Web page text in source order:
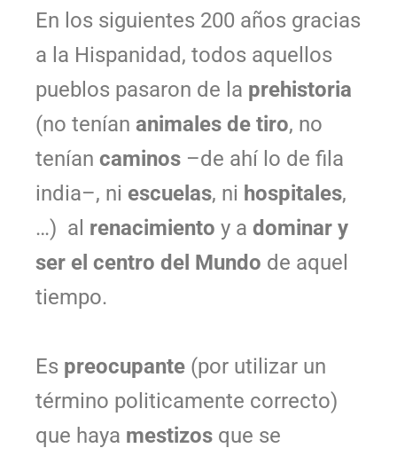
En los siguientes 200 años gracias
a la Hispanidad, todos aquellos
pueblos pasaron de la prehistoria
(no tenían animales de tiro, no
tenían caminos –de ahí lo de fila
india–, ni escuelas, ni hospitales,
…) al renacimiento y a dominar y
ser el centro del Mundo de aquel
tiempo.
Es preocupante (por utilizar un
término politicamente correcto)
que haya mestizos que se